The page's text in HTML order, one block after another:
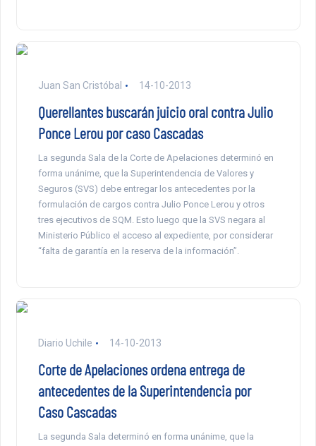
Juan San Cristóbal 14-10-2013
Querellantes buscarán juicio oral contra Julio
Ponce Lerou por caso Cascadas
La segunda Sala de la Corte de Apelaciones determinó en
forma unánime, que la Superintendencia de Valores y
Seguros (SVS) debe entregar los antecedentes por la
formulación de cargos contra Julio Ponce Lerou y otros
tres ejecutivos de SQM. Esto luego que la SVS negara al
Ministerio Público el acceso al expediente, por considerar
“falta de garantía en la reserva de la información”.
Diario Uchile 14-10-2013
Corte de Apelaciones ordena entrega de
antecedentes de la Superintendencia por
Caso Cascadas
La segunda Sala determinó en forma unánime, que la